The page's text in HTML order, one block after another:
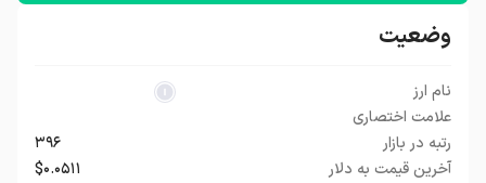
وضعیت
نام ارز
علامت اختصاری
رتبه در بازار
۳۹۶
آخرین قیمت به دلار
$۰.۰۵۱۱